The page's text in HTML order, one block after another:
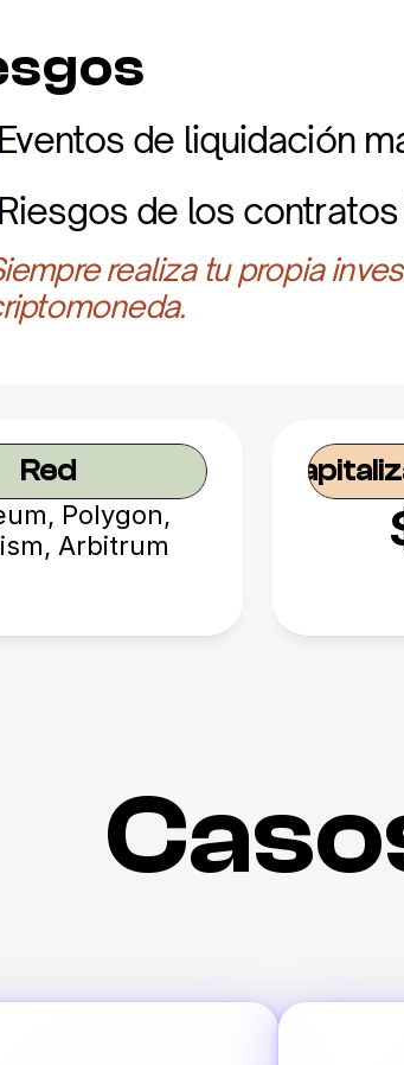
de liquidación
de los
realiza tu propia
Red
Polygon,
Arbitrum